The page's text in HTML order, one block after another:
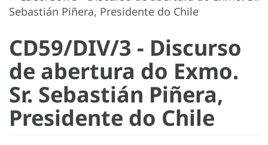
Sebastián Piñera, Presidente do Chile
CD59/DIV/3 - Discurso
de abertura do Exmo.
Sr. Sebastián Piñera,
Presidente do Chile